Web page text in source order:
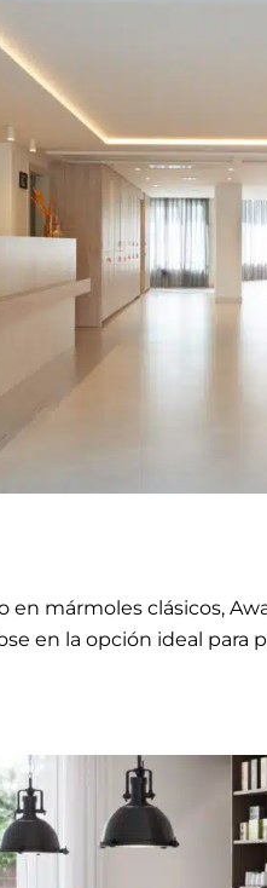
en mármoles clásicos,
en la opción ideal para